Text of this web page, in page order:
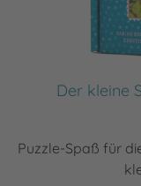
Der kleine
Puzzle-Spaß für